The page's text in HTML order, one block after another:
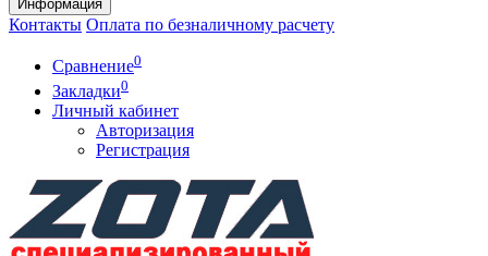
Информация
Контакты Оплата по безналичному расчету
Сравнение0
Закладки0
Личный кабинет
Авторизация
Регистрация